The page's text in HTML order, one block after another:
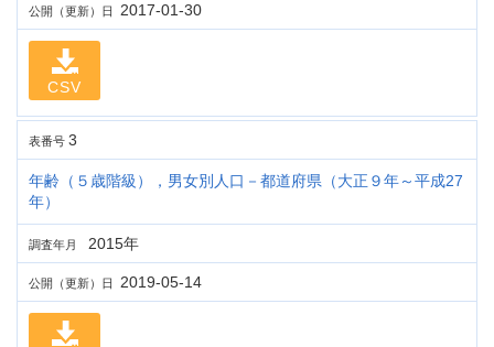
公開（更新）日 2017-01-30
CSV
表番号 3
年齢（５歳階級），男女別人口－都道府県（大正９年～平成27
年）
調査年月 2015年
公開（更新）日 2019-05-14